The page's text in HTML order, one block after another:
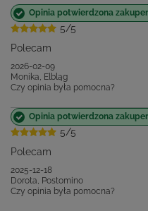
5/5
Opinia potwierdzona
Polecam
2026-02-09
Monika, Elbląg
Czy opinia była pomocna?
5/5
Opinia potwierdzona
Polecam
2025-12-18
Dorota, Postomino
Czy opinia była pomocna?